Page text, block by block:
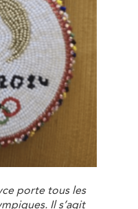
porte tous les
Il s’agit